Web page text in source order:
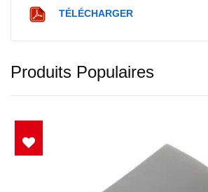
TÉLÉCHARGER
Produits Populaires